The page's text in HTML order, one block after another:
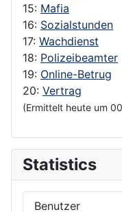
15: Mafia
16: Sozialstunden
17: Wachdienst
18: Polizeibeamter
19: Online-Betrug
20: Vertrag
(Ermittelt heute um
Statistics
Benutzer